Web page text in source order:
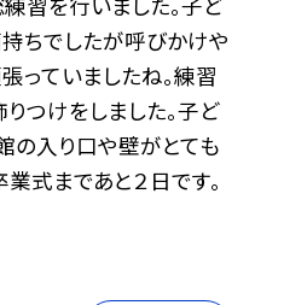
ちでしたが呼びかけや
っていましたね。練習
つけをしました。子ど
の入り口や壁がとても
式まであと２日です。